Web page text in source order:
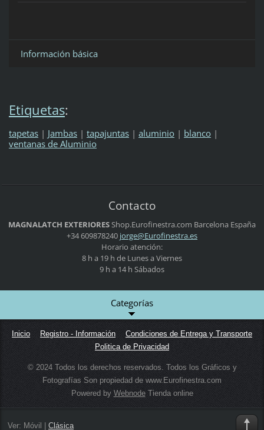
Información básica
Etiquetas:
tapetas | Jambas | tapajuntas | aluminio | blanco |
ventanas de Aluminio
Contacto
MAGNALATCH EXTERIORESShop.Eurofinestra.com Barcelona España
+34 609878240 jorge@Eurofinestra.es
Horario atención:
8 h a 19 h de Lunes a Viernes
9 h a 14 h Sábados
Categorías
Inicio Registro - Información
Condiciones de Entrega y Transporte
Politica de Privacidad
© 2024 Todos los derechos reservados. Todos los Gráficos y
Fotografías Son propiedad de www.Eurofinestra.com
Powered by WebnodeTienda online
Ver: Móvil Clásica